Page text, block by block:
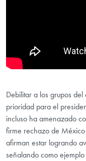
Debilitar a los grupos
prioridad para el
incluso ha amenazado
firme rechazo de
afirman estar logrando
señalando como